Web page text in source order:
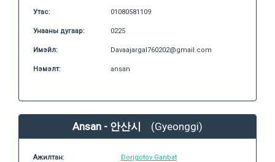
Утас: 01080581109
Унааны дугаар: 0225
Имэйл: Davaajargal760202@gmail.com
Нэмэлт: ansan
Ansan - 안산시 (Gyeonggi)
Ажилтан: Dorjgotov Ganbat